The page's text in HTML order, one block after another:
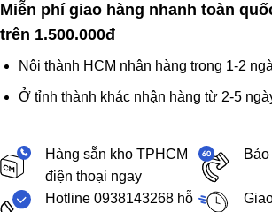
Miễn phí giao hàng nhanh toàn
trên 1.500.000đ
Nội thành HCM nhận hàng trong 1-2
Ở tỉnh thành khác nhận hàng từ 2-5
Hàng sẵn kho TPHCM
điện thoại ngay
Hotline 0938143268 hỗ